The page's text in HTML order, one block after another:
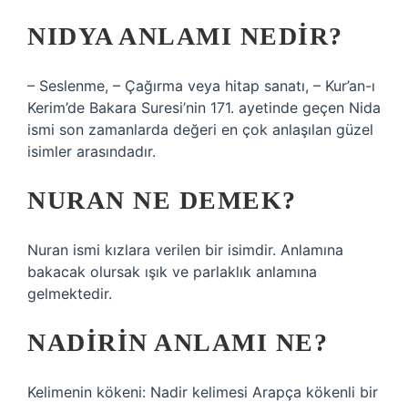
NIDYA ANLAMI NEDIR?
– Seslenme, – Çağırma veya hitap sanatı, – Kur’an-ı
Kerim’de Bakara Suresi’nin 171. ayetinde geçen Nida
ismi son zamanlarda değeri en çok anlaşılan güzel
isimler arasındadır.
NURAN NE DEMEK?
Nuran ismi kızlara verilen bir isimdir. Anlamına
bakacak olursak ışık ve parlaklık anlamına
gelmektedir.
NADIRIN ANLAMI NE?
Kelimenin kökeni: Nadir kelimesi Arapça kökenli bir